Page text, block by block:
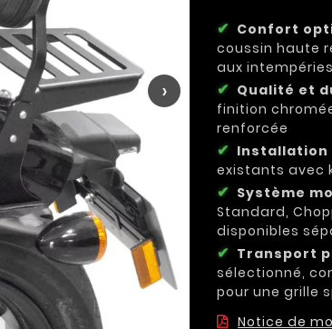
›
Confort
coussin haute
aux intempéries
Qualité et
finition
renforcée
Installation
existants avec
Système
Standard,
disponibles
Transport
sélectionné,
pour une grille
Notice de